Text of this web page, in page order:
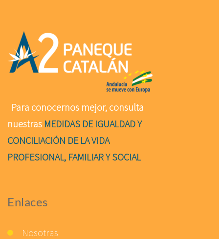
Para conocernos mejor, consulta
nuestras MEDIDAS DE IGUALDAD Y
CONCILIACIÓN DE LA VIDA
PROFESIONAL, FAMILIAR Y SOCIAL
Enlaces
Nosotras